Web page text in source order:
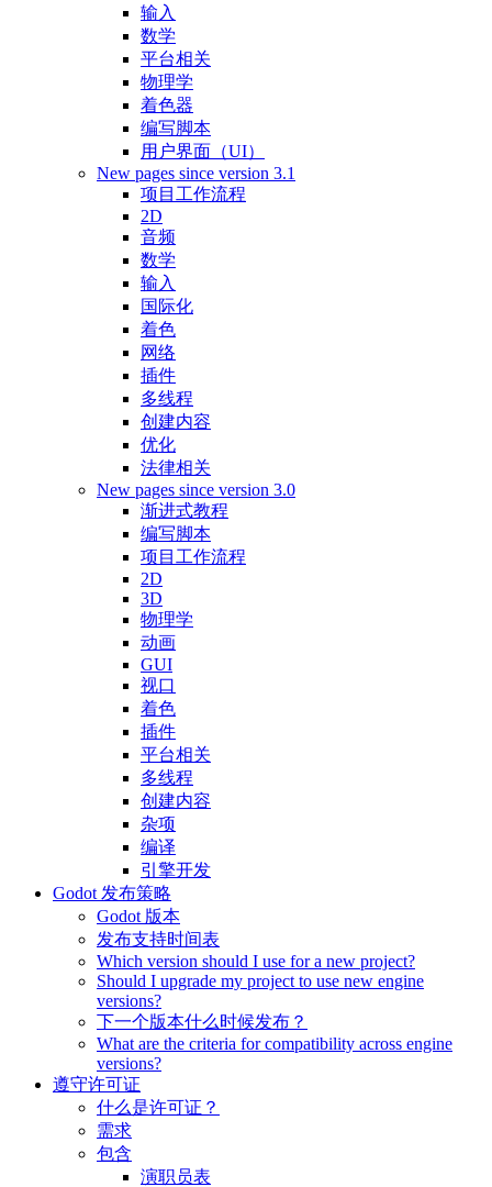
输入
数学
平台相关
物理学
着色器
编写脚本
用户界面（UI）
New pages since version 3.1
项目工作流程
2D
音频
数学
输入
国际化
着色
网络
插件
多线程
创建内容
优化
法律相关
New pages since version 3.0
渐进式教程
编写脚本
项目工作流程
2D
3D
物理学
动画
GUI
视口
着色
插件
平台相关
多线程
创建内容
杂项
编译
引擎开发
Godot 发布策略
Godot 版本
发布支持时间表
Which version should I use for a new project?
Should I upgrade my project to use new engine
versions?
下一个版本什么时候发布？
What are the criteria for compatibility across engine
versions?
遵守许可证
什么是许可证？
需求
包含
演职员表